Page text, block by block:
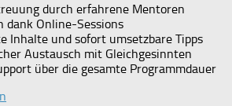
durch erfahrene Mentoren
dank Online-Sessions
Inhalte und sofort umsetzbare Tipps
Austausch mit Gleichgesinnten
über die gesamte Programmdauer